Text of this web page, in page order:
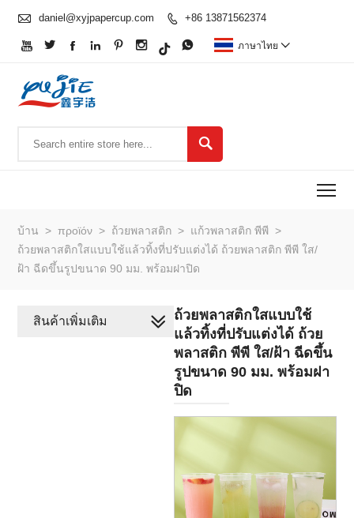
 daniel@xyjpapercup.com  +86 13871562374
       ภาษาไทย 

บ้าน > προϊόν > ถ้วยพลาสติก > แก้วพลาสติก พีพี >
ถ้วยพลาสติกใสแบบใช้แล้วทิ้งที่ปรับแต่งได้ ถ้วยพลาสติก พีพี ใส/
ฝ้า ฉีดขึ้นรูปขนาด 90 มม. พร้อมฝาปิด
ถ้วยพลาสติกใสแบบใช้
แล้วทิ้งที่ปรับแต่งได้ ถ้วย
พลาสติก พีพี ใส/ฝ้า ฉีดขึ้น
รูปขนาด 90 มม. พร้อมฝา
ปิด
สินค้าเพิ่มเติม